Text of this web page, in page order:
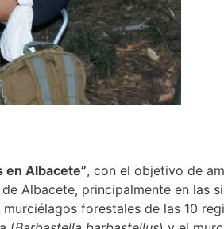
en Albacete”, con el objetivo de
Albacete, principalmente en las
forestales de las 10